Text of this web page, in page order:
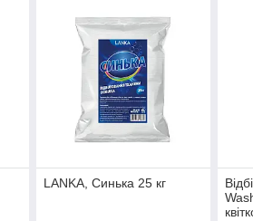
LANKA, Синька 25 кг